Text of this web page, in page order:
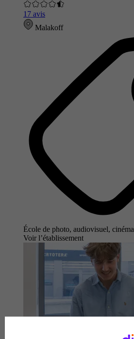
17 avis
Malakoff
École de photo, audiovisuel, cinéma
Voir l’établissement